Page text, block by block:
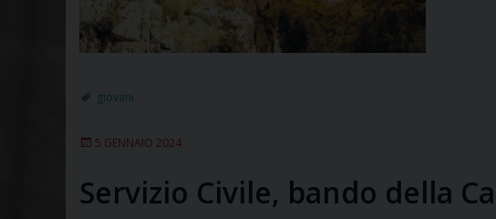
giovani
5 GENNAIO 2024
Servizio Civile, bando della